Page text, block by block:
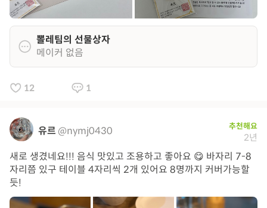
뽈레팀의 선물상자
메이커 없음
12 1
유르 @nymj0430 추천해요
2년
새로 생겼네요!!! 음식 맛있고 조용하고 좋아요 😋 바자리 7-8
자리쯤 있구 테이블 4자리씩 2개 있어요 8명까지 커버가능할
듯!